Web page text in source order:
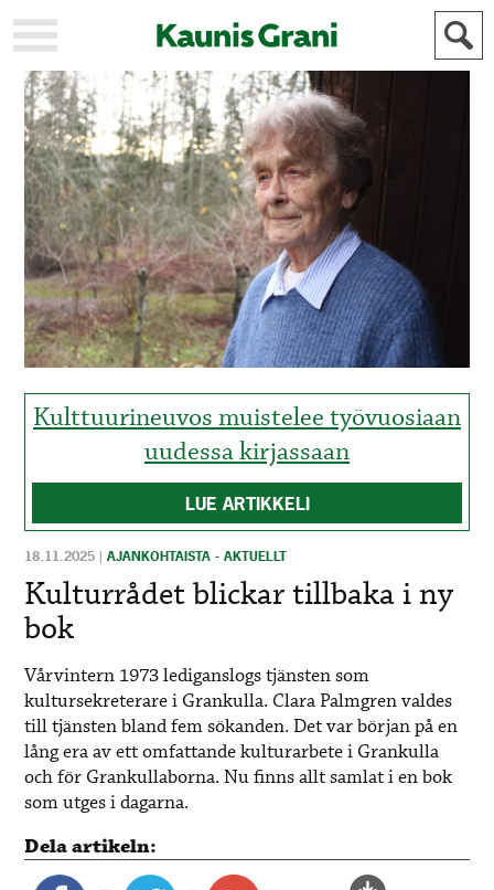
KAUPUNKI
STADEN
AJANKOHTAISTA
AKTUELLT
URHEILU
IDROTT
KULTTUURI
KULTUR
HISTORIA
HISTORIA
YLEINEN
ALLMÄN
MAINOSTAJILLE
FÖR
ANNONSÖRER
Kulttuurineuvos muistelee työvuosiaan
uudessa kirjassaan
LUE ARTIKKELI
18.11.2025 |AJANKOHTAISTA - AKTUELLT
Kulturrådet blickar tillbaka i ny
bok
Vårvintern 1973 lediganslogs tjänsten som
kultursekreterare i Grankulla. Clara Palmgren valdes
till tjänsten bland fem sökanden. Det var början på en
lång era av ett omfattande kulturarbete i Grankulla
och för Grankullaborna. Nu finns allt samlat i en bok
som utges i dagarna.
Dela artikeln: